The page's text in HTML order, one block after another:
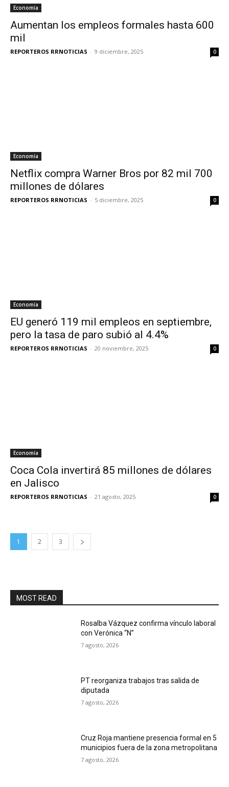
Economía
Aumentan los empleos formales hasta 600
mil
REPORTEROS RRNOTICIAS - 9 diciembre, 2025 0
Economía
Netflix compra Warner Bros por 82 mil 700
millones de dólares
REPORTEROS RRNOTICIAS - 5 diciembre, 2025 0
Economía
EU generó 119 mil empleos en septiembre,
pero la tasa de paro subió al 4.4%
REPORTEROS RRNOTICIAS - 20 noviembre, 2025 0
Economía
Coca Cola invertirá 85 millones de dólares
en Jalisco
REPORTEROS RRNOTICIAS - 21 agosto, 2025 0
1 2 3
MOST READ
Rosalba Vázquez confirma vínculo laboral
con Verónica “N”
7 agosto, 2026
PT reorganiza trabajos tras salida de
diputada
7 agosto, 2026
Cruz Roja mantiene presencia formal en 5
municipios fuera de la zona metropolitana
7 agosto, 2026